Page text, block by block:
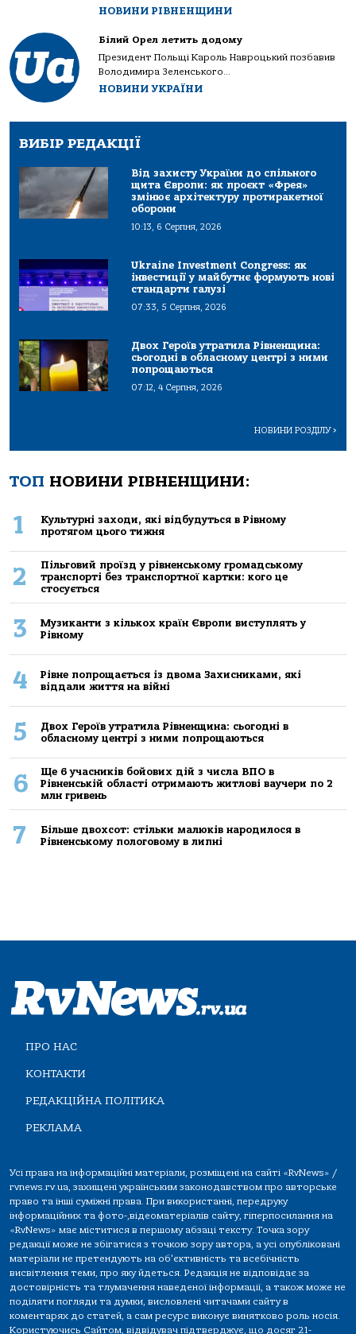
НОВИНИ РІВНЕНЩИНИ
Білий Орел летить додому
Президент Польщі Кароль Навроцький позбавив
Володимира Зеленського...
НОВИНИ УКРАЇНИ
ВИБІР РЕДАКЦІЇ
Від захисту України до спільного
щита Європи: як проєкт «Фрея»
змінює архітектуру протиракетної
оборони
10:13, 6 Серпня, 2026
Ukraine Investment Congress: як
інвестиції у майбутнє формують нові
стандарти галузі
07:33, 5 Серпня, 2026
Двох Героїв утратила Рівненщина:
сьогодні в обласному центрі з ними
попрощаються
07:12, 4 Серпня, 2026
НОВИНИ РОЗДІЛУ>
ТОП НОВИНИ РІВНЕНЩИНИ:
1
Культурні заходи, які відбудуться в Рівному
протягом цього тижня
2
Пільговий проїзд у рівненському громадському
транспорті без транспортної картки: кого це
стосується
3
Музиканти з кількох країн Європи виступлять у
Рівному
4
Рівне попрощається із двома Захисниками, які
віддали життя на війні
5
Двох Героїв утратила Рівненщина: сьогодні в
обласному центрі з ними попрощаються
6
Ще 6 учасників бойових дій з числа ВПО в
Рівненській області отримають житлові ваучери по 2
млн гривень
7
Більше двохсот: стільки малюків народилося в
Рівненському пологовому в липні
ПРО НАС
КОНТАКТИ
РЕДАКЦІЙНА ПОЛІТИКА
РЕКЛАМА
Усі права на інформаційні матеріали, розміщені на сайті «RvNews» /
rvnews.rv.ua, захищені українським законодавством про авторське
право та інші суміжні права. При використанні, передруку
інформаційних та фото-,відеоматеріалів сайту, гіперпосилання на
«RvNews» має міститися в першому абзаці тексту. Точка зору
редакції може не збігатися з точкою зору автора, а усі опубліковані
матеріали не претендують на об'єктивність та всебічність
висвітлення теми, про яку йдеться. Редакція не відповідає за
достовірність та тлумачення наведеної інформації, а також може не
поділяти погляди та думки, висловлені читачами сайту в
коментарях до статей, а сам ресурс виконує винятково роль носія.
Користуючись Сайтом, відвідувач підтверджує, що досяг 21-